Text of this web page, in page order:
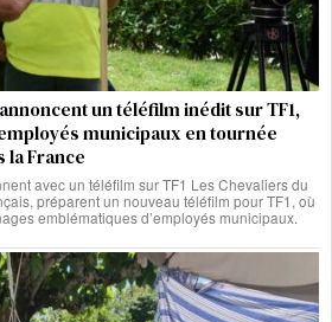
un téléfilm inédit sur TF1,
municipaux en tournée
France
avec un téléfilm sur TF1 Les Chevaliers du
préparent un nouveau téléfilm pour TF1, où
emblématiques d’employés municipaux.